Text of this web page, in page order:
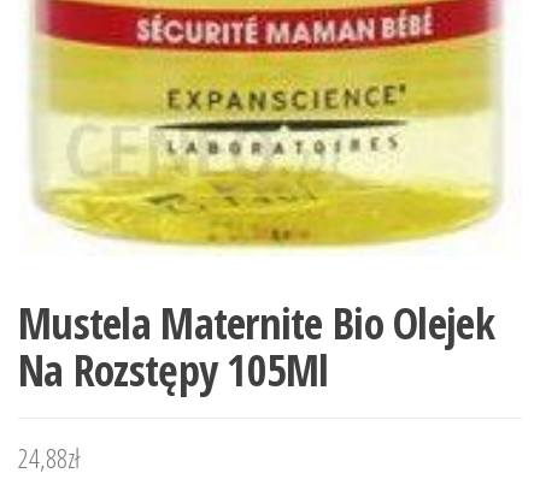
Mustela Maternite Bio Olejek
Na Rozstępy 105Ml
24,88zł